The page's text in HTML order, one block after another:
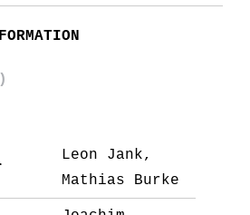
Leon Jank,
Mathias Burke